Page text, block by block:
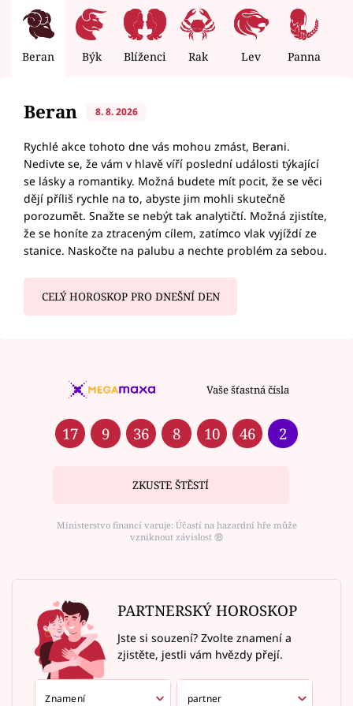
Beran Býk Blíženci Rak Lev Panna
Beran 8. 8. 2026
Rychlé akce tohoto dne vás mohou zmást, Berani.
Nedivte se, že vám v hlavě víří poslední události týkající
se lásky a romantiky. Možná budete mít pocit, že se věci
dějí příliš rychle na to, abyste jim mohli skutečně
porozumět. Snažte se nebýt tak analytičtí. Možná zjistíte,
že se honíte za ztraceným cílem, zatímco vlak vyjíždí ze
stanice. Naskočte na palubu a nechte problém za sebou.
CELÝ HOROSKOP PRO DNEŠNÍ DEN
Vaše šťastná čísla
17 9 36 8 10 46 2
ZKUSTE ŠTĚSTÍ
Ministerstvo financí varuje: Účastí na hazardní hře může
vzniknout závislost ⑱
PARTNERSKÝ HOROSKOP
Jste si souzení? Zvolte znamení a
zjistěte, jestli vám hvězdy přejí.